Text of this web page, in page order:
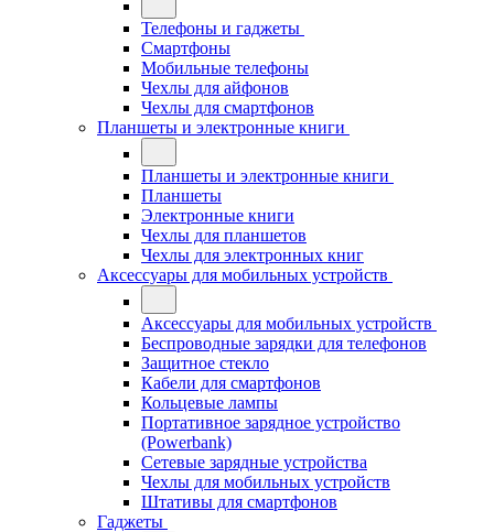
Телефоны и гаджеты
Смартфоны
Мобильные телефоны
Чехлы для айфонов
Чехлы для смартфонов
Планшеты и электронные книги
Планшеты и электронные книги
Планшеты
Электронные книги
Чехлы для планшетов
Чехлы для электронных книг
Аксессуары для мобильных устройств
Аксессуары для мобильных устройств
Беспроводные зарядки для телефонов
Защитное стекло
Кабели для смартфонов
Кольцевые лампы
Портативное зарядное устройство
(Powerbank)
Сетевые зарядные устройства
Чехлы для мобильных устройств
Штативы для смартфонов
Гаджеты